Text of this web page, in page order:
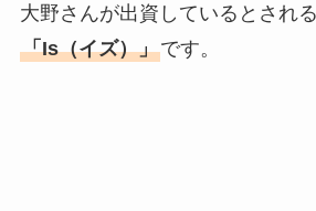
大野さんが出資しているとされ
「Is（イズ）」です。